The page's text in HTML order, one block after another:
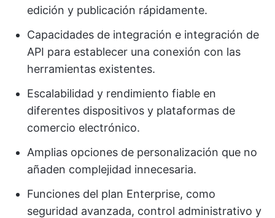
edición y publicación rápidamente.
Capacidades de integración e integración de
API para establecer una conexión con las
herramientas existentes.
Escalabilidad y rendimiento fiable en
diferentes dispositivos y plataformas de
comercio electrónico.
Amplias opciones de personalización que no
añaden complejidad innecesaria.
Funciones del plan Enterprise, como
seguridad avanzada, control administrativo y